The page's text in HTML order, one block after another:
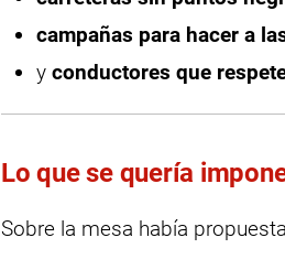
campañas para hacer a
y conductores que
Lo que se quería
Sobre la mesa había